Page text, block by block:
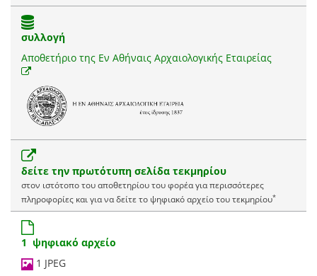
συλλογή
Αποθετήριο της Εν Αθήναις Αρχαιολογικής Εταιρείας
δείτε την πρωτότυπη σελίδα τεκμηρίου
στον ιστότοπο του αποθετηρίου του φορέα για περισσότερες
πληροφορίες και για να δείτε το ψηφιακό αρχείο του τεκμηρίου*
1 ψηφιακό αρχείο
1 JPEG